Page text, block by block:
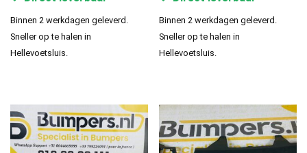
Binnen 2 werkdagen geleverd.
Sneller op te halen in
Hellevoetsluis.
Binnen 2 werkdagen geleverd.
Sneller op te halen in
Hellevoetsluis.